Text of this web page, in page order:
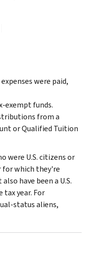
were paid,
exempt funds.
from a
or Qualified Tuition
were U.S. citizens or
for which they're
have been a U.S.
year. For
status aliens,